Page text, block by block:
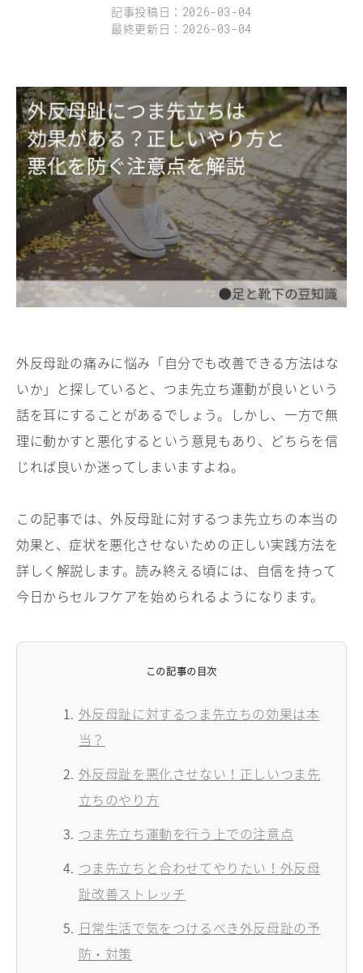
記事投稿日： 2026-03-04
最終更新日： 2026-03-04
外反母趾の痛みに悩み「自分でも改善できる方法はな
いか」と探していると、つま先立ち運動が良いという
話を耳にすることがあるでしょう。しかし、一方で無
理に動かすと悪化するという意見もあり、どちらを信
じれば良いか迷ってしまいますよね。
この記事では、外反母趾に対するつま先立ちの本当の
効果と、症状を悪化させないための正しい実践方法を
詳しく解説します。読み終える頃には、自信を持って
今日からセルフケアを始められるようになります。
この記事の目次
外反母趾に対するつま先立ちの効果は本
当？
外反母趾を悪化させない！正しいつま先
立ちのやり方
つま先立ち運動を行う上での注意点
つま先立ちと合わせてやりたい！外反母
趾改善ストレッチ
日常生活で気をつけるべき外反母趾の予
防・対策